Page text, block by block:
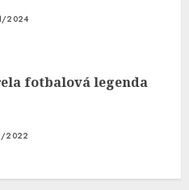
2024
fotbalová legenda
2022